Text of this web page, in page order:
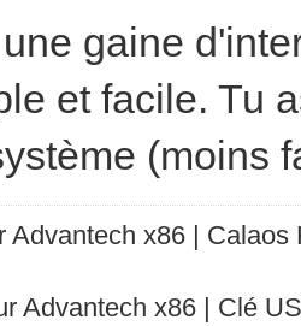
gaine
et facile. Tu
(moins
Advantech x86 |
Advantech x86 | Clé